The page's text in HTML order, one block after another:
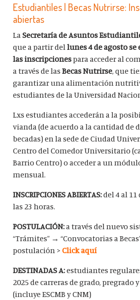
Estudiantiles | Becas Nutrirse:
abiertas
LaSecretaría de Asuntos
que a partir dellunes 4 de agosto
las inscripcionespara acceder al
a través de lasBecas Nutrirse, que
garantizar una alimentación
estudiantes de la Universidad
Lxs estudiantes accederán a la
vianda (de acuerdo a la cantidad de
becadas) en la sede de Ciudad
Centro del Comedor Universitario
Barrio Centro) o acceder a un
mensual.
INSCRIPCIONES ABIERTAS:del 4 al 11
las 23 horas.
POSTULACIÓN:a través del nuevo
“Trámites” → “Convocatorias a
postulación >Click aquí
DESTINADAS A:estudiantes
2025 de carreras de grado, pregrado
(incluye ESCMB y CNM)